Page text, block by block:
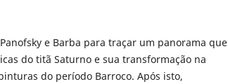
e Barba para traçar um panorama que
do titã Saturno e sua transformação na
do período Barroco. Após isto,